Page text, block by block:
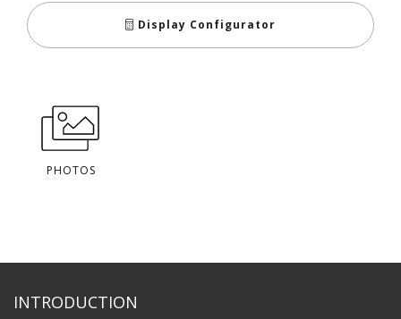
Display Configurator
PHOTOS
INTRODUCTION